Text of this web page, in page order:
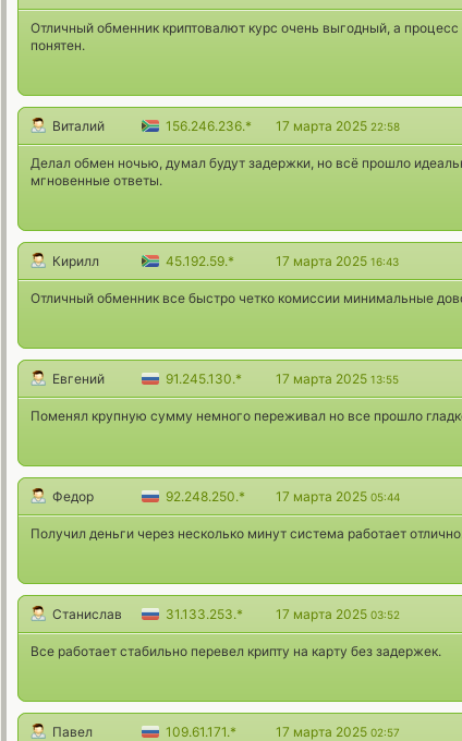
Отличный обменник криптовалют курс очень выгодный, а
понятен.
Виталий 156.246.236.* 17 марта 2025 22:58
Делал обмен ночью, думал будут задержки, но всё прошло
мгновенные ответы.
Кирилл 45.192.59.* 17 марта 2025 16:43
Отличный обменник все быстро четко комиссии минимальные
Евгений 91.245.130.* 17 марта 2025 13:55
Поменял крупную сумму немного переживал но все прошло
Федор 92.248.250.* 17 марта 2025 05:44
Получил деньги через несколько минут система работает
Станислав 31.133.253.* 17 марта 2025 03:52
Все работает стабильно перевел крипту на карту без задержек.
Павел 109.61.171.* 17 марта 2025 02:57